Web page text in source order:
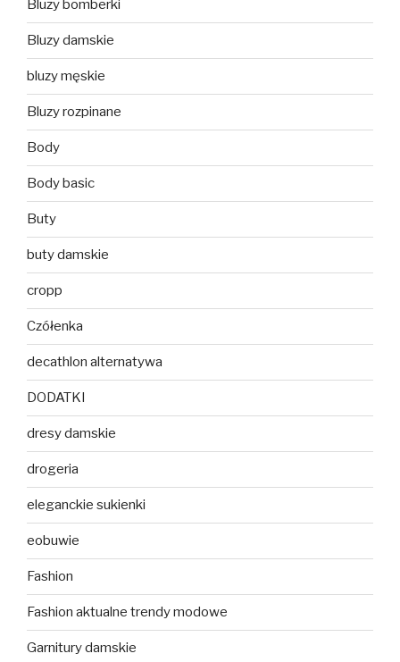
Bluzy bomberki
Bluzy damskie
bluzy męskie
Bluzy rozpinane
Body
Body basic
Buty
buty damskie
cropp
Czółenka
decathlon alternatywa
DODATKI
dresy damskie
drogeria
eleganckie sukienki
eobuwie
Fashion
Fashion aktualne trendy modowe
Garnitury damskie